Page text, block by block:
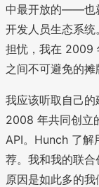
中最开放的——也
开发人员生态系
担忧，我在 2009
之间不可避免的摊
我应该听取自己
2008 年共同创立
API。Hunch 了解
荐。我和我的联
原因是如此多的